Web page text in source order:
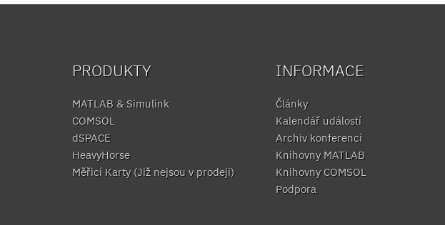
PRODUKTY
MATLAB & Simulink
COMSOL
dSPACE
HeavyHorse
Měřicí Karty (Již nejsou v prodeji)
INFORMACE
Články
Kalendář událostí
Archiv konferencí
Knihovny MATLAB
Knihovny COMSOL
Podpora